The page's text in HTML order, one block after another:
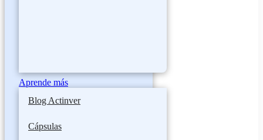
Aprende más
Blog Actinver
Cápsulas